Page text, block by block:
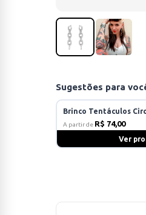
Sugestões para
Brinco Tentáculos
A partir de R$ 74,00
Ver